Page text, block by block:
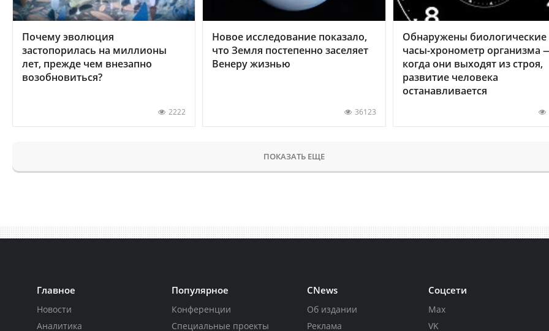
Почему эволюция
застопорилась на миллионы
лет, прежде чем внезапно
возобновиться?
2222
Новое исследование показало,
что Земля постепенно заселяет
Венеру жизнью
36123
Обнаружены биологические
часы-хронометр организма
когда они выходят из строя,
развитие человека
останавливается
ПОКАЗАТЬ ЕЩЕ
Главное
Новости
Аналитика
Популярное
Конференции
Специальные проекты
CNews
Об издании
Реклама
Соцсети
Max
VK